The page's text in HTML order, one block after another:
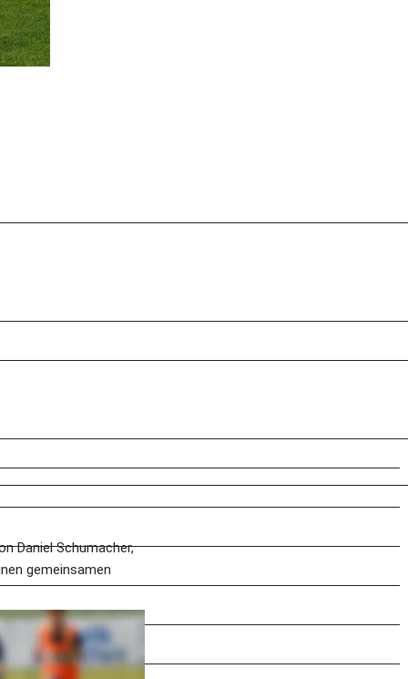
Daniel Schumacher,
gemeinsamen